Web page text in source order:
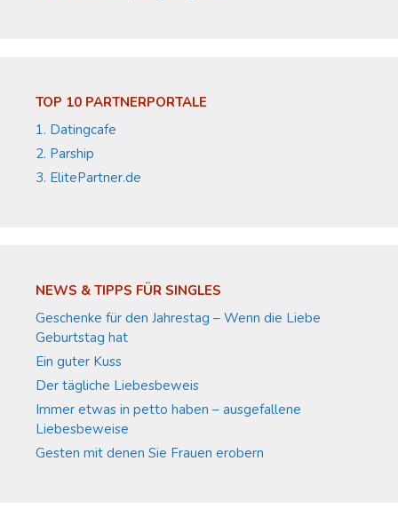
TOP 10 PARTNERPORTALE
1. Datingcafe
2. Parship
3. ElitePartner.de
NEWS & TIPPS FÜR SINGLES
Geschenke für den Jahrestag – Wenn die Liebe
Geburtstag hat
Ein guter Kuss
Der tägliche Liebesbeweis
Immer etwas in petto haben – ausgefallene
Liebesbeweise
Gesten mit denen Sie Frauen erobern